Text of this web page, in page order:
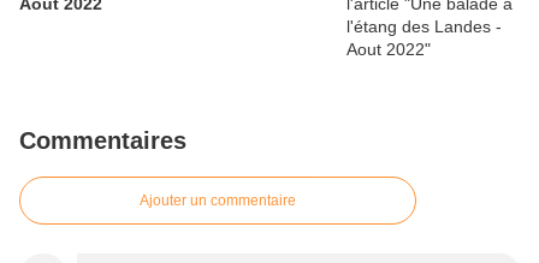
Commentaires
Ajouter un commentaire